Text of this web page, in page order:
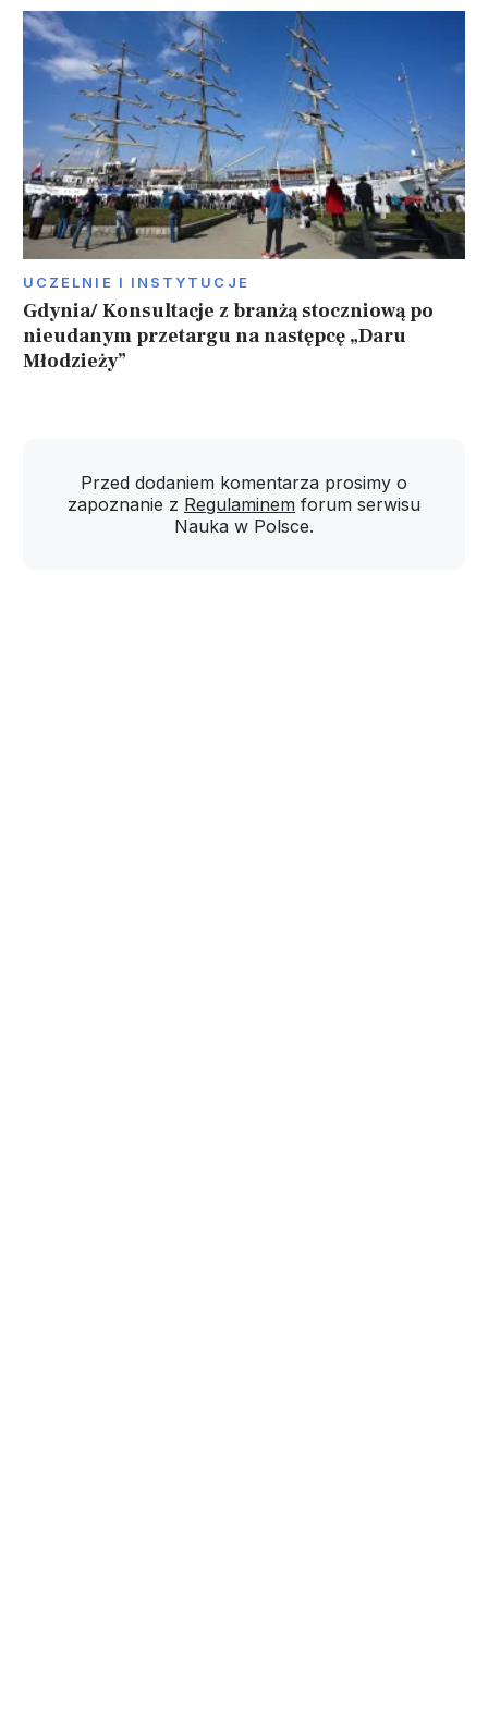
UCZELNIE I INSTYTUCJE
Gdynia/ Konsultacje z branżą stoczniową po
nieudanym przetargu na następcę „Daru
Młodzieży”
Przed dodaniem komentarza prosimy o
zapoznanie z Regulaminem forum serwisu
Nauka w Polsce.